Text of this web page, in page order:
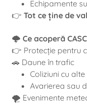
Echipamente
👉 Tot ce ține de
🌩️ Ce acoperă
👉 Protecție pentru
🚗 Daune în trafic
Coliziuni cu alte
Avarierea sau
🌪️ Evenimente